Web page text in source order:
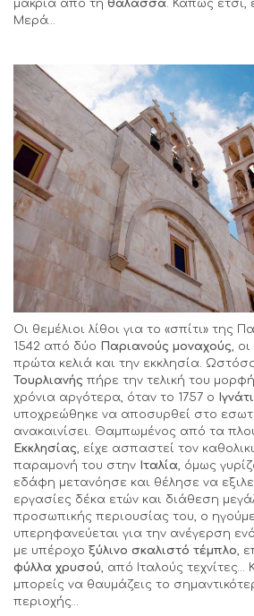
μακριά από τη θάλασσα. Κάπως έτσι,
Μερά…
Οι θεμέλιοι λίθοι για το «σπίτι» της
1542 από δύο Παριανούς μοναχούς,
πρώτα κελιά και την εκκλησία.
Τουρλιανής πήρε την τελική του
χρόνια αργότερα, όταν το 1757 ο
υποχρεώθηκε να αποσυρθεί στο
ανακαινίσει. Θαμπωμένος από τα
Εκκλησίας, είχε ασπαστεί τον
παραμονή του στην Ιταλία, όμως
εδάφη μετανόησε και θέλησε να
εργασίες δέκα ετών και διάθεση
προσωπικής περιουσίας του, ο
υπερηφανεύεται για την ανέγερση
με υπέροχο ξύλινο σκαλιστό τέμπλο,
φύλλα χρυσού, από Ιταλούς τεχνίτες…
μπορείς να θαυμάζεις το
περιοχής…